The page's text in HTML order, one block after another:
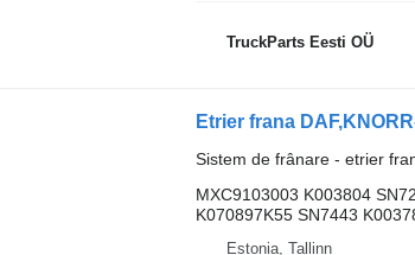
TruckParts Eesti OÜ
Sistem de frânare - etrier
MXC9103003 K003804
K070897K55 SN7443
Estonia, Tallinn